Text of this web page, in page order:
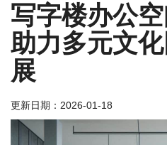
写字楼办公
助力多元文
展
更新日期： 2026-01-18